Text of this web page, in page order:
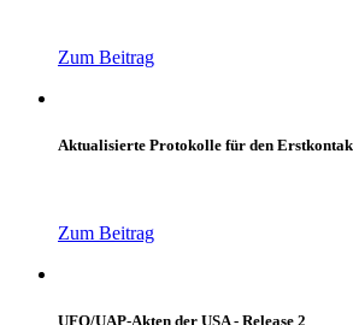
Zum Beitrag
Aktualisierte Protokolle für den
Zum Beitrag
UFO/UAP-Akten der USA - Release 2